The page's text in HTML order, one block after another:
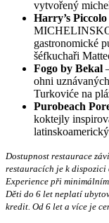
vytvořený
Harry’s
gastronomické
šéfkuchaři
Fogo by Bekal
ohni
Turkoviće na
Purobeach
koktejly
Dostupnost restaurace
restauracích je k dispozici
Experience při
Děti do 6 let neplatí
kredit. Od 6 let a více je